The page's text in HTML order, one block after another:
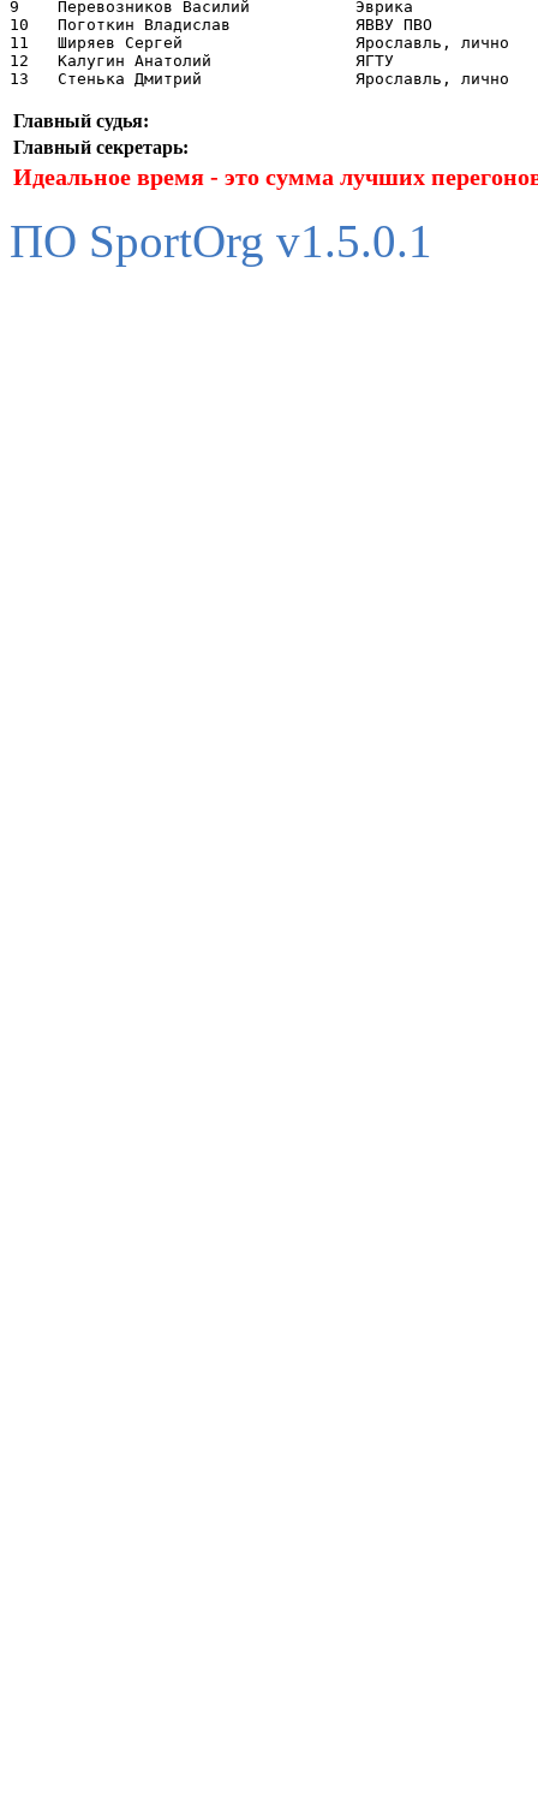
9    Перевозников Василий           Эврика
10   Поготкин Владислав             ЯВВУ ПВО
11   Ширяев Сергей                  Ярославль,
12   Калугин Анатолий
Главный судья:
Главный секретарь:
Идеальное время - это сумма лучших
ПО SportOrg v1.5.0.1